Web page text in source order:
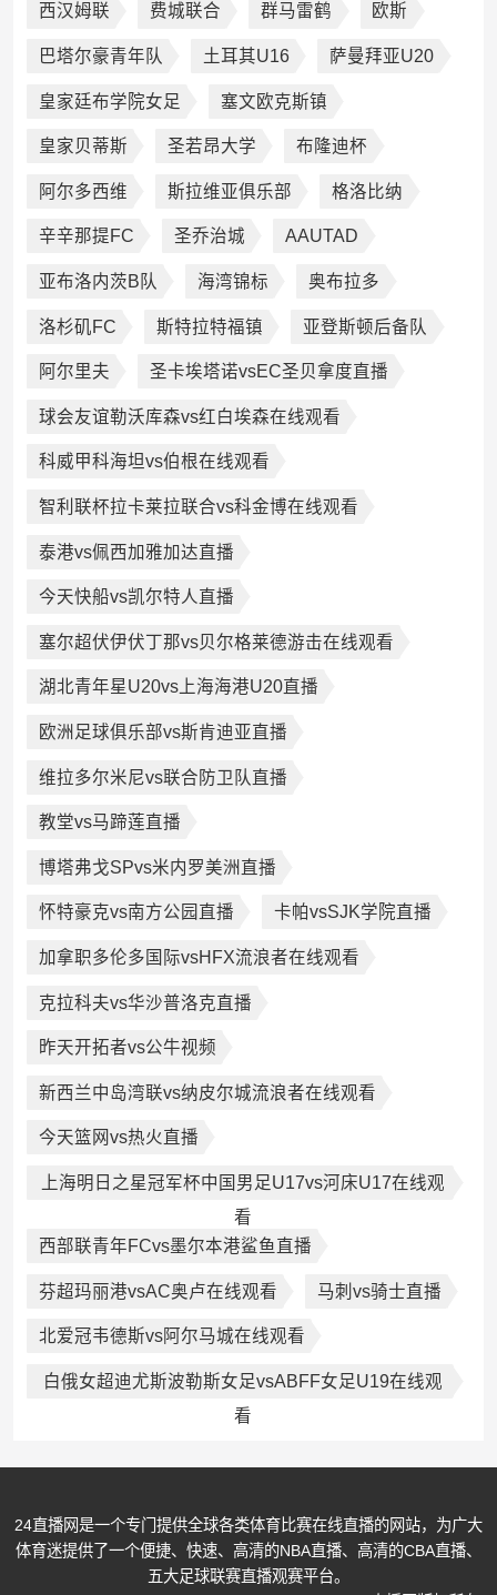
西汉姆联 费城联合 群马雷鹤 欧斯
巴塔尔豪青年队 土耳其U16 萨曼拜亚U20
皇家廷布学院女足 塞文欧克斯镇
皇家贝蒂斯 圣若昂大学 布隆迪杯
阿尔多西维 斯拉维亚俱乐部 格洛比纳
辛辛那提FC 圣乔治城 AAUTAD
亚布洛内茨B队 海湾锦标 奥布拉多
洛杉矶FC 斯特拉特福镇 亚登斯顿后备队
阿尔里夫 圣卡埃塔诺vsEC圣贝拿度直播
球会友谊勒沃库森vs红白埃森在线观看
科威甲科海坦vs伯根在线观看
智利联杯拉卡莱拉联合vs科金博在线观看
泰港vs佩西加雅加达直播
今天快船vs凯尔特人直播
塞尔超伏伊伏丁那vs贝尔格莱德游击在线观看
湖北青年星U20vs上海海港U20直播
欧洲足球俱乐部vs斯肯迪亚直播
维拉多尔米尼vs联合防卫队直播
教堂vs马蹄莲直播
博塔弗戈SPvs米内罗美洲直播
怀特豪克vs南方公园直播 卡帕vsSJK学院直播
加拿职多伦多国际vsHFX流浪者在线观看
克拉科夫vs华沙普洛克直播
昨天开拓者vs公牛视频
新西兰中岛湾联vs纳皮尔城流浪者在线观看
今天篮网vs热火直播
上海明日之星冠军杯中国男足U17vs河床U17在线观
看
西部联青年FCvs墨尔本港鲨鱼直播
芬超玛丽港vsAC奥卢在线观看 马刺vs骑士直播
北爱冠韦德斯vs阿尔马城在线观看
白俄女超迪尤斯波勒斯女足vsABFF女足U19在线观
看
24直播网是一个专门提供全球各类体育比赛在线直播的网站，为广大
体育迷提供了一个便捷、快速、高清的NBA直播、高清的CBA直播、
五大足球联赛直播观赛平台。